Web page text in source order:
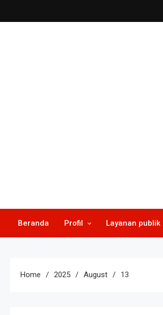
to
Beranda Profil Layanan publik
Home 2025 August 13